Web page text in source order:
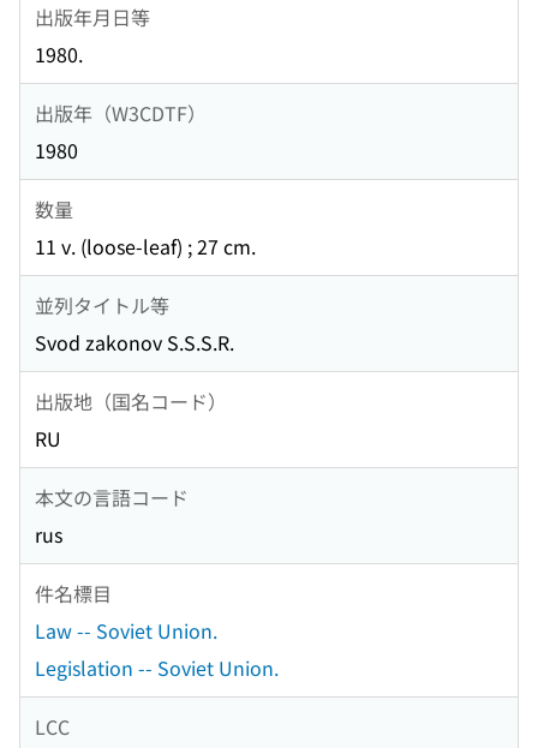
出版年月日等
1980.
出版年（W3CDTF）
1980
数量
11 v. (loose-leaf) ; 27 cm.
並列タイトル等
Svod zakonov S.S.S.R.
出版地（国名コード）
RU
本文の言語コード
rus
件名標目
Law -- Soviet Union.
Legislation -- Soviet Union.
LCC